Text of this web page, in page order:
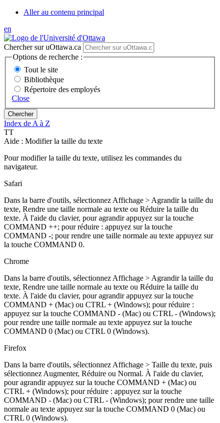
Aller au contenu principal
en
Chercher sur uOttawa.ca
Options de recherche :
Tout le site
Bibliothèque
Répertoire des employés
Close
Index de A à Z
TT
Aide : Modifier la taille du texte
Pour modifier la taille du texte, utilisez les commandes du
navigateur.
Safari
Dans la barre d'outils, sélectionnez Affichage > Agrandir la taille du
texte, Rendre une taille normale au texte ou Réduire la taille du
texte. À l'aide du clavier, pour agrandir appuyez sur la touche
COMMAND ++; pour réduire : appuyez sur la touche
COMMAND -; pour rendre une taille normale au texte appuyez sur
la touche COMMAND 0.
Chrome
Dans la barre d'outils, sélectionnez Affichage > Agrandir la taille du
texte, Rendre une taille normale au texte ou Réduire la taille du
texte. À l'aide du clavier, pour agrandir appuyez sur la touche
COMMAND + (Mac) ou CTRL + (Windows); pour réduire :
appuyez sur la touche COMMAND - (Mac) ou CTRL - (Windows);
pour rendre une taille normale au texte appuyez sur la touche
COMMAND 0 (Mac) ou CTRL 0 (Windows).
Firefox
Dans la barre d'outils, sélectionnez Affichage > Taille du texte, puis
sélectionnez Augmenter, Réduire ou Normal. À l'aide du clavier,
pour agrandir appuyez sur la touche COMMAND + (Mac) ou
CTRL + (Windows); pour réduire : appuyez sur la touche
COMMAND - (Mac) ou CTRL - (Windows); pour rendre une taille
normale au texte appuyez sur la touche COMMAND 0 (Mac) ou
CTRL 0 (Windows).